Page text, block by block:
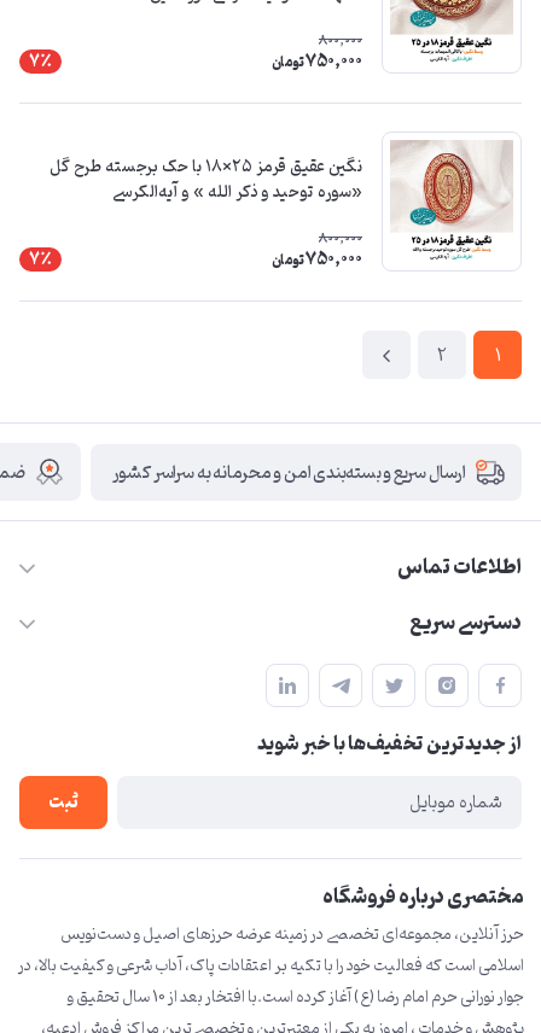
800,000
750,000تومان 7٪
نگین عقیق قرمز ۲۵×۱۸ با حک برجسته طرح گل
«سوره توحید و ذکر الله » و آیه‌الکرسی
800,000
750,000تومان 7٪
1
2
ارسال سریع و بسته‌بندی امن و محرمانه به سراسر کشور
اطلاعات تماس
09210446578
herzeonline@gmail.com
مشهد مقدس ،خیابان امام رضا(ع) ، حرم مطهر رضوی ، فلکه آب ، بازار
امام رضا (ع)
دسترسی سریع
حساب کاربری
مجله فروشگاه
لیست محصولات
درباره ما
از جدید‌ترین تخفیف‌ها با‌ خبر شوید
ثبت
مختصری درباره فروشگاه
حرز آنلاین، مجموعه‌ای تخصصی در زمینه عرضه حرزهای اصیل و دست‌نویس
اسلامی است که فعالیت خود را با تکیه بر اعتقادات پاک، آداب شرعی و کیفیت بالا، در
جوار نورانی حرم امام رضا (ع) آغاز کرده است.با افتخار بعد از 10 سال تحقیق و